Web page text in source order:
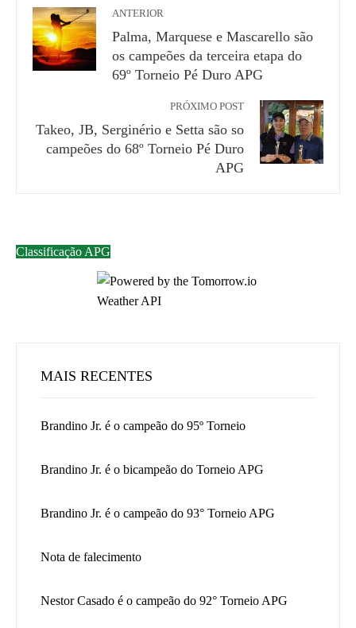
ANTERIOR
Palma, Marquese e Mascarello são
os campeões da terceira etapa do
69º Torneio Pé Duro APG
PRÓXIMO POST
Takeo, JB, Serginério e Setta são so
campeões do 68º Torneio Pé Duro
APG
Classificação APG
MAIS RECENTES
Brandino Jr. é o campeão do 95º Torneio
Brandino Jr. é o bicampeão do Torneio APG
Brandino Jr. é o campeão do 93° Torneio APG
Nota de falecimento
Nestor Casado é o campeão do 92° Torneio APG